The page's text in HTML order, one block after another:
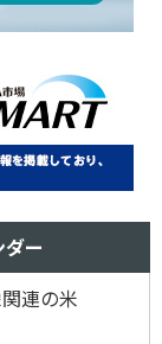
ー
連の米